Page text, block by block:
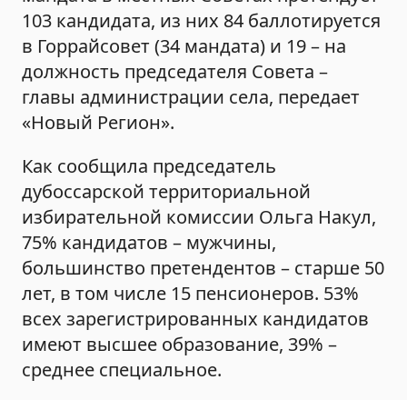
103 кандидата, из них 84 баллотируется
в Горрайсовет (34 мандата) и 19 – на
должность председателя Совета –
главы администрации села, передает
«Новый Регион».
Как сообщила председатель
дубоссарской территориальной
избирательной комиссии Ольга Накул,
75% кандидатов – мужчины,
большинство претендентов – старше 50
лет, в том числе 15 пенсионеров. 53%
всех зарегистрированных кандидатов
имеют высшее образование, 39% –
среднее специальное.